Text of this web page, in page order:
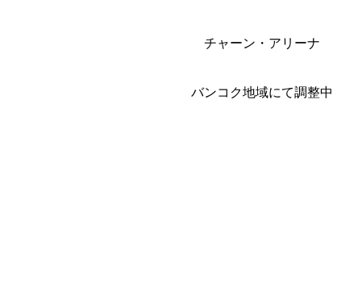
チャーン・アリーナ
バンコク地域にて調整中